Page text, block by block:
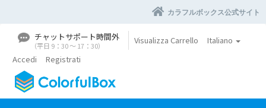
カラフルボックス公式サイト
チャットサポート時間外
（平日 9：30 〜 17：30）
Visualizza Carrello
Italiano
Accedi
Registrati